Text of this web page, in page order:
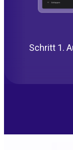
Schritt 1.